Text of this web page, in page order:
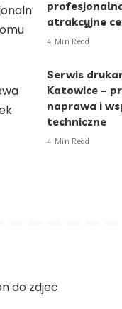
atrakcyjne
4 Min Read
Serwis
Katowice –
naprawa i
techniczne
4 Min Read